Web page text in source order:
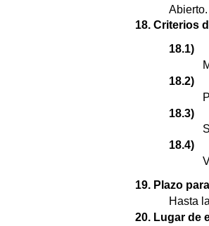
Abierto.
18. Criterios
18.1)
18.2)
18.3)
18.4)
19. Plazo
Hasta
20. Lugar de